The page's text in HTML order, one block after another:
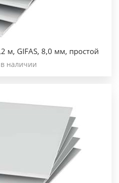
м, GIFAS, 8,0 мм, простой
наличии